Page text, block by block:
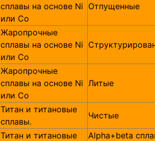
сплавы на основе Ni
или Со
Отпущенные
Жаропрочные
сплавы на основе Ni
или Со
Жаропрочные
сплавы на основе Ni
или Со
Литые
Титан и титановые
сплавы.
Чистые
Титан и титановые
Alpha+beta